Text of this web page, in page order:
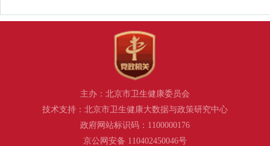
主办：北京市卫生健康委员会
技术支持：北京市卫生健康大数据与政策研究中心
政府网站标识码：1100000176
京公网安备 110402450046号